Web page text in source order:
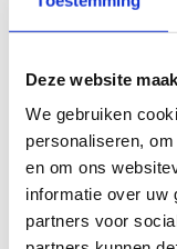
Deze website
We gebruiken
personaliseren,
en om ons
informatie over uw
partners voor
OilSafe Deksel
tuit beige
€ 99,56 Excl. btw
In winkelwagen